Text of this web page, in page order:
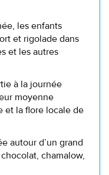
les enfants
et rigolade dans
et les autres
à la journée
moyenne
et la flore locale de
autour d’un grand
chamalow,